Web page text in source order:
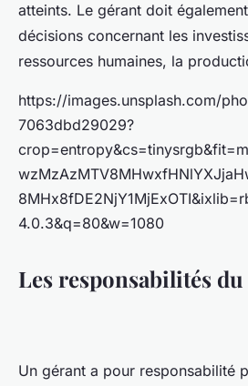
atteints. Le gérant doit
décisions concernant les
ressources humaines, la
https://images.unsplash.com/
7063dbd29029?
4.0.3&q=80&w=1080
Les responsabilités
Un gérant a pour responsabilité